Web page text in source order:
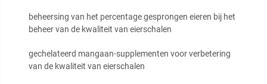
beheersing van het percentage gesprongen eieren bij het
beheer van de kwaliteit van eierschalen
gechelateerd mangaan-supplementen voor verbetering
van de kwaliteit van eierschalen